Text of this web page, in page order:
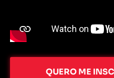
QUERO ME